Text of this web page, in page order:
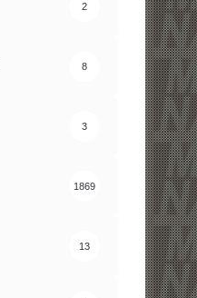
2
8
3
1869
13